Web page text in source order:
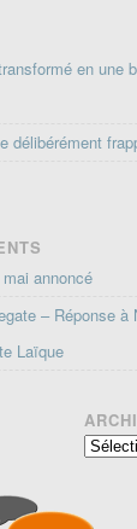
en une
délibérément
mai annoncé
– Réponse à
Laïque